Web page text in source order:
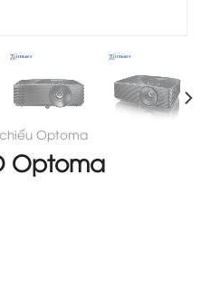
Optoma
Optoma